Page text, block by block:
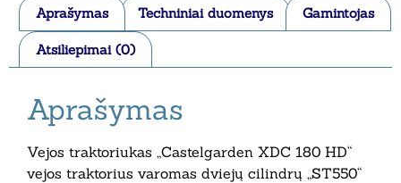
Aprašymas Techniniai duomenys Gamintojas
Atsiliepimai (0)
Aprašymas
Vejos traktoriukas „Castelgarden XDC 180 HD“
vejos traktorius varomas dviejų cilindrų „ST550“